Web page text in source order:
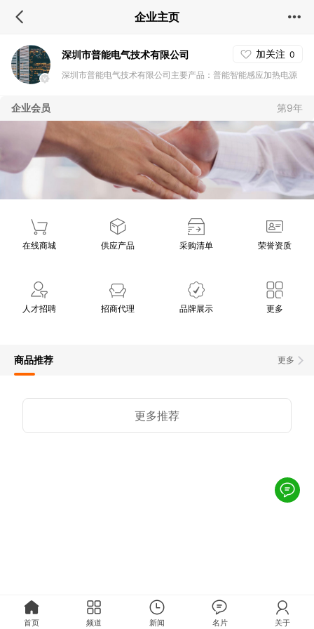
企业主页
深圳市普能电气技术有限公司 加关注 0
深圳市普能电气技术有限公司主要产品：普能智能感应加热电源
拥有独立自主的核心技术，先进的研发设备，科学的管理体系，
公司以高质量的产品，良好的信誉，服务大众。相关产品有：外
挂式辊筒感应加热设备；超音频导热油炉；智能变频取暖锅炉
（阿里斯品牌）；超高速蒸汽发生器
企业会员 第9年
在线商城 供应产品 采购清单 荣誉资质
人才招聘 招商代理 品牌展示 更多
更多
商品推荐
更多推荐
首页 频道 新闻 名片 关于